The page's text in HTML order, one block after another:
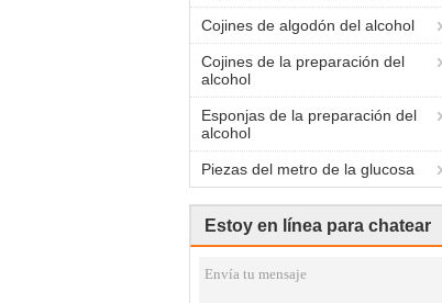
Cojines de algodón del alcohol
Cojines de la preparación del
alcohol
Esponjas de la preparación del
alcohol
Piezas del metro de la glucosa
Estoy en línea para chatear